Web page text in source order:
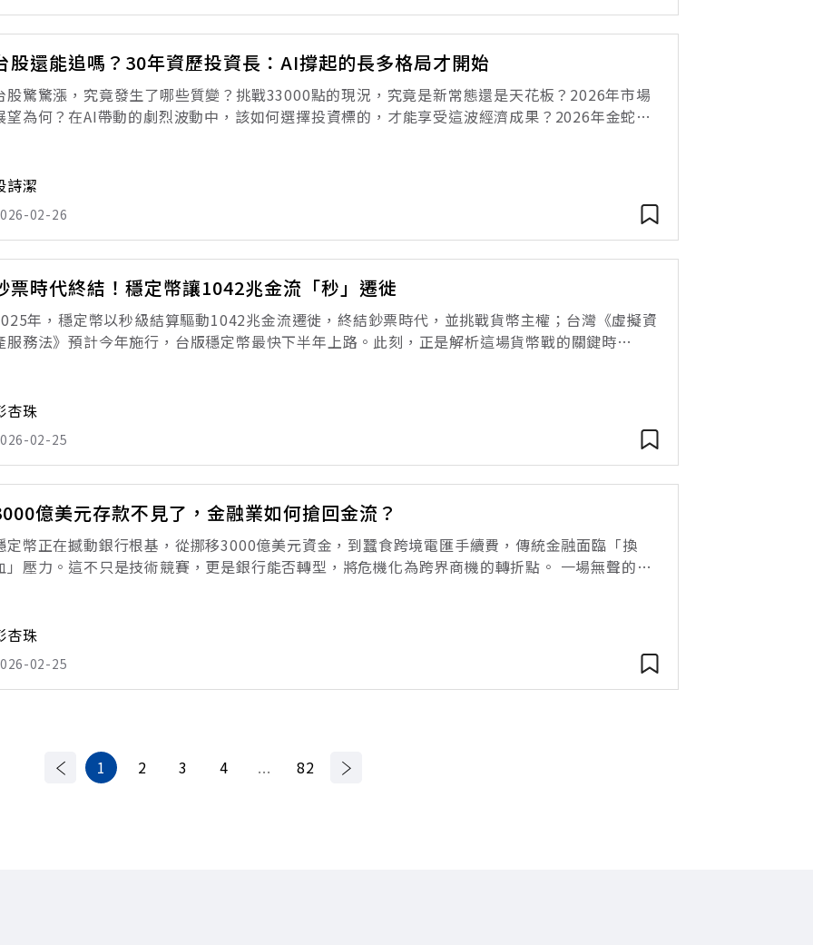
股還能追嗎？30年資歷投資長：AI撐起的長多格局才開始
股驚驚漲，究竟發生了哪些質變？挑戰33000點的現況，究竟是新常態還是天花板？2026年市場
望為何？在AI帶動的劇烈波動中，該如何選擇投資標的，才能享受這波經濟成果？2026年金蛇年
詩潔
02-26
票時代終結！穩定幣讓1042兆金流「秒」遷徙
年，穩定幣以秒級結算驅動1042兆金流遷徙，終結鈔票時代，並挑戰貨幣主權；台灣《虛擬資
服務法》預計今年施行，台版穩定幣最快下半年上路。此刻，正是解析這場貨幣戰的關鍵時
杏珠
02-25
億美元存款不見了，金融業如何搶回金流？
定幣正在撼動銀行根基，從挪移3000億美元資金，到蠶食跨境電匯手續費，傳統金融面臨「換
」壓力。這不只是技術競賽，更是銀行能否轉型，將危機化為跨界商機的轉折點。 一場無聲的金
杏珠
02-25
1 2 3 4 ... 82